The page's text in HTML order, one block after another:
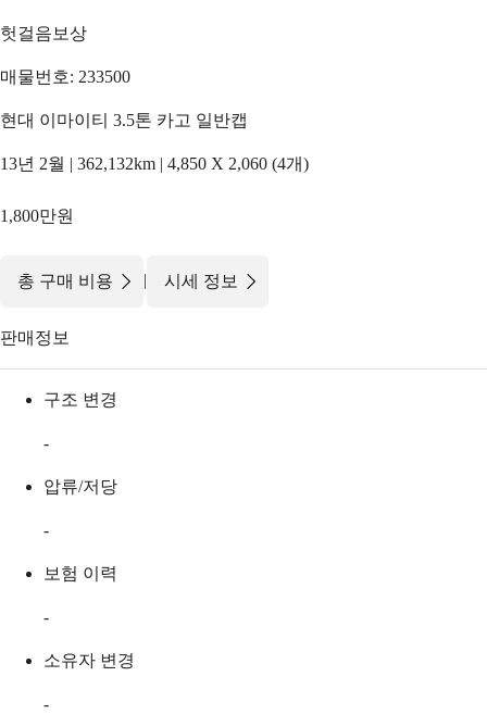
헛걸음보상
매물번호: 233500
현대 이마이티 3.5톤 카고 일반캡
13년 2월 | 362,132km | 4,850 X 2,060 (4개)
1,800만원
총 구매 비용 | 시세 정보
판매정보
구조 변경
-
압류/저당
-
보험 이력
-
소유자 변경
-